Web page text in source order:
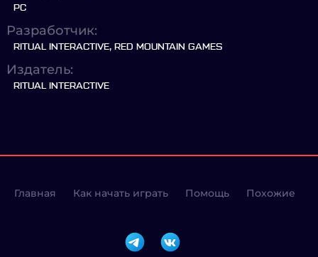
PC
Разработчик:
RITUAL INTERACTIVE, RED MOUNTAIN GAMES
Издатель:
RITUAL INTERACTIVE
Главная Как начать играть Помощь Похожие